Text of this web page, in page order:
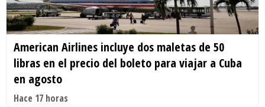
American Airlines incluye dos maletas de 50
libras en el precio del boleto para viajar a Cuba
en agosto
Hace 17 horas